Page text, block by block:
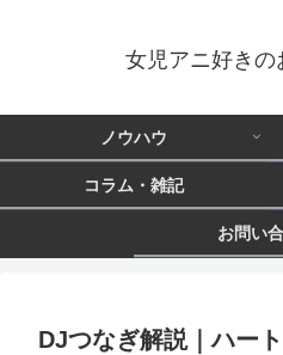
女児アニ好きの
ノウハウ
コラム・雑記
お問い
DJつなぎ解説｜ハー